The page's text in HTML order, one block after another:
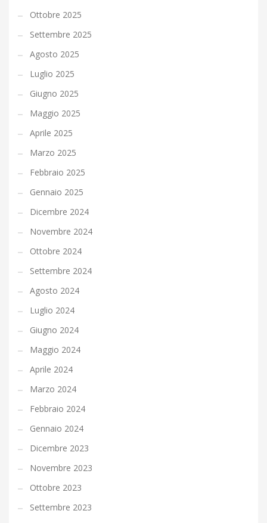
Ottobre 2025
Settembre 2025
Agosto 2025
Luglio 2025
Giugno 2025
Maggio 2025
Aprile 2025
Marzo 2025
Febbraio 2025
Gennaio 2025
Dicembre 2024
Novembre 2024
Ottobre 2024
Settembre 2024
Agosto 2024
Luglio 2024
Giugno 2024
Maggio 2024
Aprile 2024
Marzo 2024
Febbraio 2024
Gennaio 2024
Dicembre 2023
Novembre 2023
Ottobre 2023
Settembre 2023